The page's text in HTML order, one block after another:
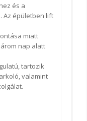
és a
Az épületben lift
miatt
nap alatt
tartozik
valamint